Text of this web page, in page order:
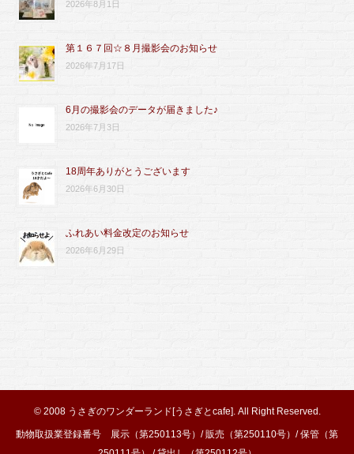
2026年8月1日
第１６７回☆８月撮影会のお知らせ
2026年7月17日
6月の撮影会のデータが届きました♪
2026年7月3日
18周年ありがとうございます
2026年6月30日
ふれあい料金改定のお知らせ
2026年6月29日
© 2008 うさぎのワンダーランド[うさぎとcafe]. All Right Reserved.
動物取扱業登録番号 展示（第250113号）/ 販売（第250110号）/ 保管（第